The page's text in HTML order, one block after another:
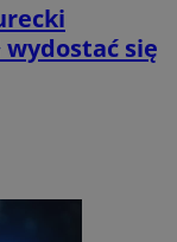
się